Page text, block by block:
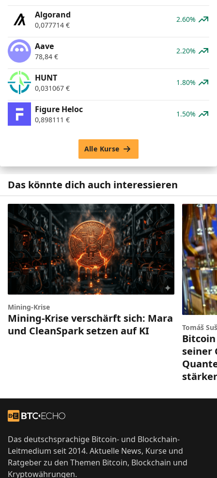
Algorand
0,077714 €
2.60%
Aave
78,84 €
2.20%
HUNT
0,031067 €
1.80%
Figure Heloc
0,898111 €
1.50%
Alle Kurse
Das könnte dich auch interessieren
Mining-Krise
Mining-Krise verschärft sich: Mara
und CleanSpark setzen auf KI
Tomáš
seiner
stärker
Zur Startseite
Das deutschsprachige Bitcoin- und Blockchain-
Leitmedium seit 2014. Aktuelle News, Kurse und
Ratgeber zu den Themen Bitcoin, Blockchain und
Kryptowährungen.